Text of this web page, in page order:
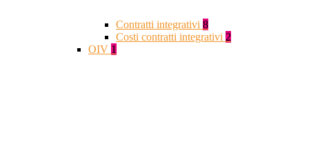
Contratti integrativi 8
Costi contratti integrativi 2
OIV 1